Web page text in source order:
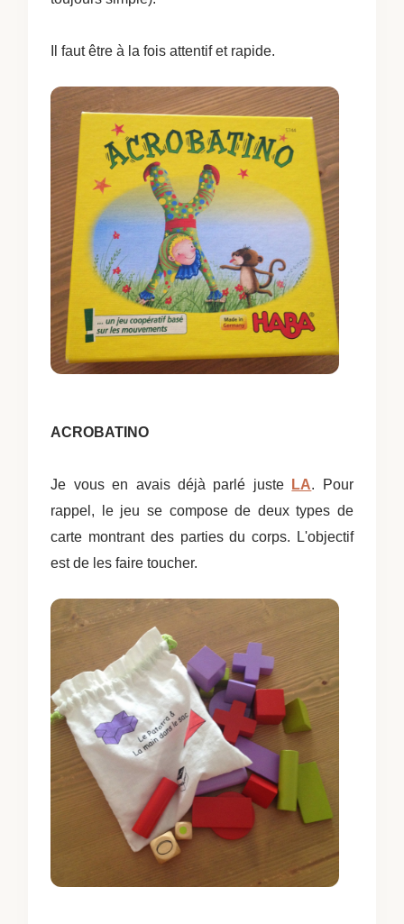
Il faut être à la fois attentif et rapide.
ACROBATINO
Je vous en avais déjà parlé juste LA. Pour
rappel, le jeu se compose de deux types de
carte montrant des parties du corps.
L'objectif
est de les faire toucher.